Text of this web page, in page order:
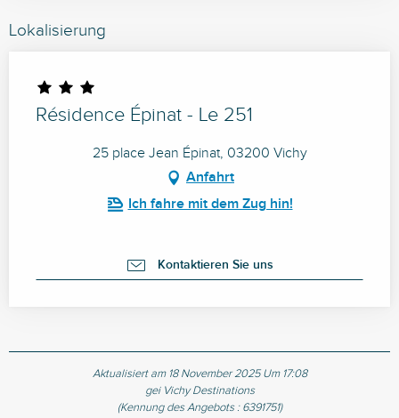
Lokalisierung
Résidence Épinat - Le 251
25 place Jean Épinat, 03200 Vichy
Anfahrt
Ich fahre mit dem Zug hin!
Kontaktieren Sie uns
Aktualisiert am 18 November 2025 Um 17:08
gei Vichy Destinations
(Kennung des Angebots : 6391751)